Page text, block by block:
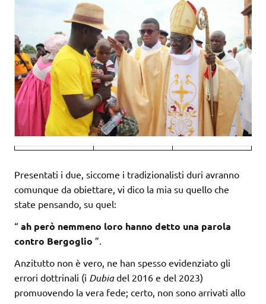
Presentati i due, siccome i tradizionalisti duri avranno
comunque da obiettare, vi dico la mia su quello che
state pensando, su quel:
“ ah però nemmeno loro hanno detto una parola
contro Bergoglio ”.
Anzitutto non è vero, ne han spesso evidenziato gli
errori dottrinali (i Dubiadel 2016 e del 2023)
promuovendo la vera fede; certo, non sono arrivati allo